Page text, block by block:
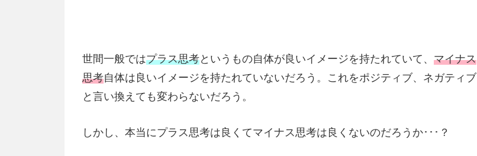
世間一般ではプラス思考というもの自体が良いイメージを持たれていて、 マイナス
思考自体は良いイメージを持たれていないだろう。これをポジティブ、ネガティブ
と言い換えても変わらないだろう。
しかし、本当にプラス思考は良くてマイナス思考は良くないのだろうか･･･？